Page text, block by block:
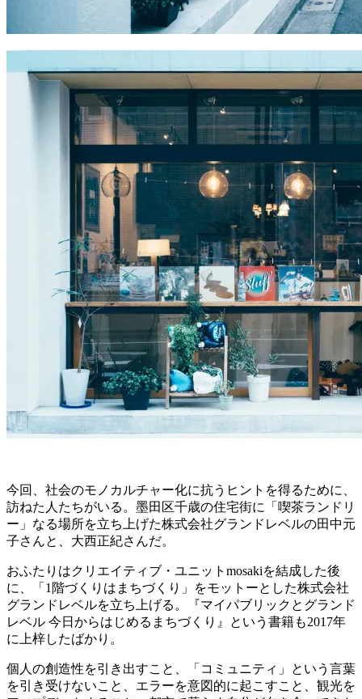
今回、社会のモノカルチャー化に抗うヒントを得るために、
訪ねた人たちがいる。墨田区千歳の住宅街に「喫茶ランドリ
ー」なる場所を立ち上げた株式会社グランドレベルの田中元
子さんと、大西正紀さんだ。
おふたりはクリエイティブ・ユニットmosakiを結成した後
に、「1階づくりはまちづくり」をモットーとした株式会社
グランドレベルを立ち上げる。『マイパブリックとグランド
レベル 今日からはじめるまちづくり』という書籍も2017年
に上梓したばかり。
個人の創造性を引き出すこと、「コミュニティ」という言葉
を引き受けないこと、エラーを意図的に起こすこと、観光を